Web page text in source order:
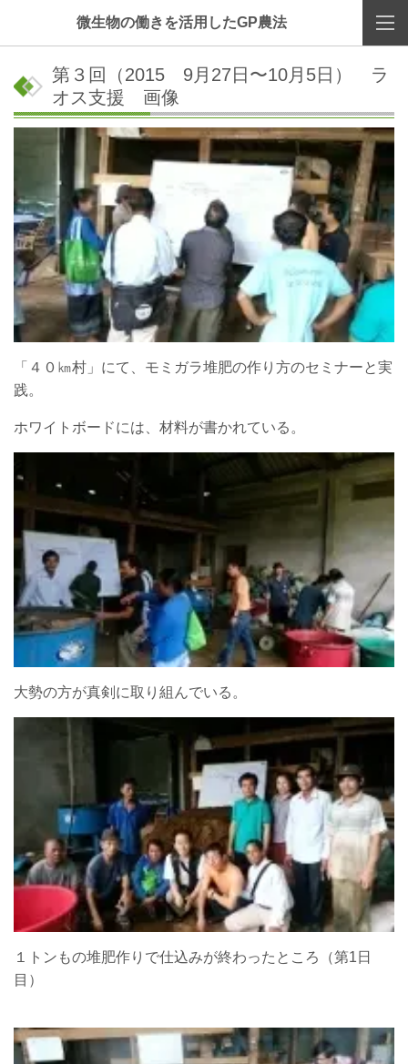
微生物の働きを活用したGP農法
第３回（2015 9月27日〜10月5日） ラ
オス支援 画像
「４０㎞村」にて、モミガラ堆肥の作り方のセミナーと実
践。
ホワイトボードには、材料が書かれている。
大勢の方が真剣に取り組んでいる。
１トンもの堆肥作りで仕込みが終わったところ（第1日
目）